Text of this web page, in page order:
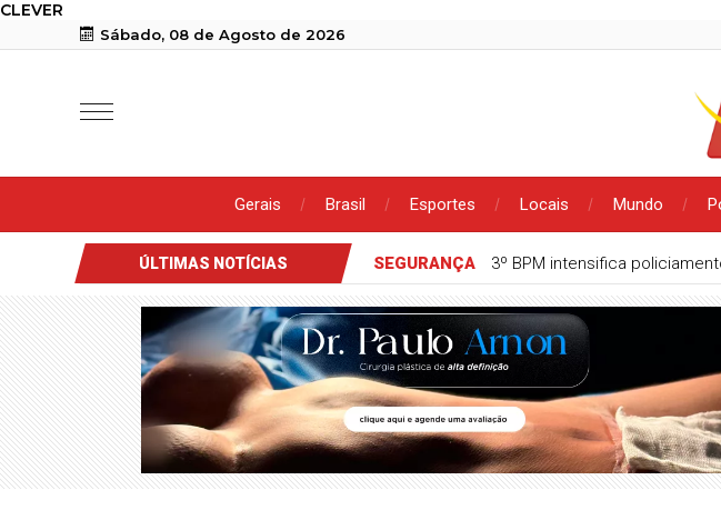
CLEVER
Sábado, 08 de Agosto de 2026
Gerais Brasil Esportes Locais Mundo
ÚLTIMAS NOTÍCIAS SEGURANÇA 3º BPM intensifica